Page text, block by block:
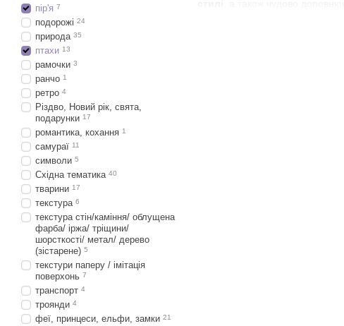
пір'я 7
подорожі 24
природа 35
птахи 13
рамочки 3
ранчо 1
ретро 4
Різдво, Новий рік, свята,
подарунки 17
романтика, кохання 1
самураї 11
символи 5
Східна тематика 40
тварини 17
текстура 6
текстура стін/каміння/ облущена
фарба/ іржа/ тріщини/
шорсткості/ метал/ дерево
(зістарене) 5
текстури паперу / імітація
поверхонь 7
транспорт 4
троянди 4
феї, принцеси, ельфи, замки 21